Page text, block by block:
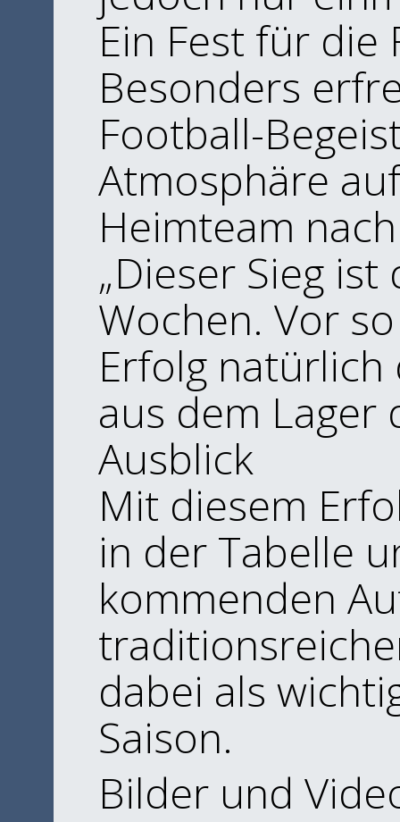
​Ein Fest für die
​Besonders
Football-
Atmosphäre
Heimteam
​„Dieser Sieg
Wochen. Vor
Erfolg
aus dem Lager
​Ausblick
​Mit diesem
in der Tabelle
kommenden
dabei als
Saison.
Bilder und